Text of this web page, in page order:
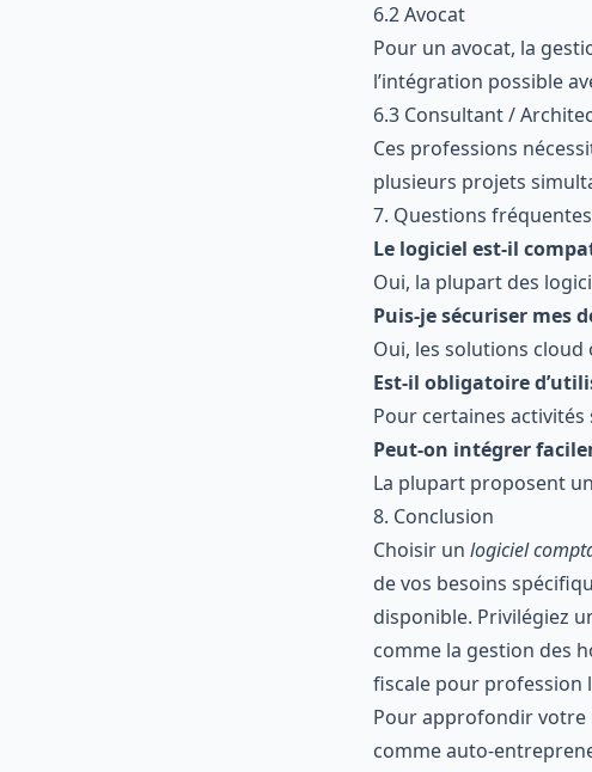
6.2 Avocat
Pour un avocat, la
l’intégration possible
6.3 Consultant /
Ces professions
plusieurs projets
7. Questions fréquentes
Le logiciel est-il
Oui, la plupart des
Puis-je sécuriser mes
Oui, les solutions
Est-il obligatoire
Pour certaines activités
Peut-on intégrer
La plupart proposent
8. Conclusion
Choisir un logiciel
de vos besoins
disponible. Privilégiez
comme la gestion des
fiscale pour profession
Pour approfondir votre
comme auto-